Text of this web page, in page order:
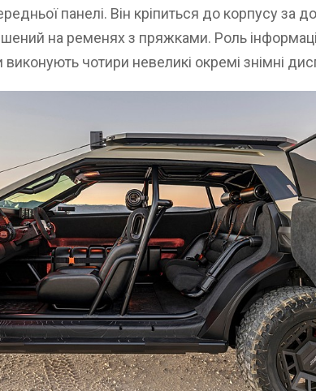
панелі. Він кріпиться до корпусу за
на ременях з пряжками. Роль
чотири невеликі окремі знімні